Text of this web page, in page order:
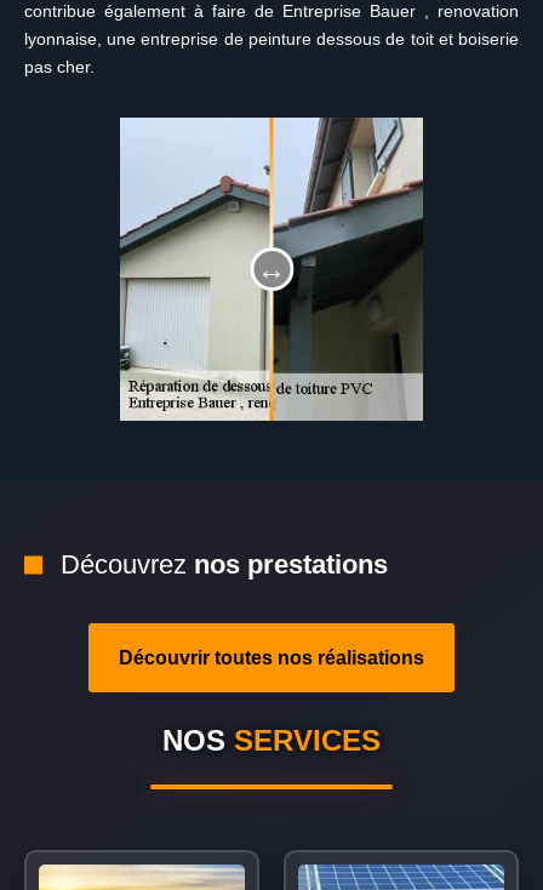
contribue également à faire de Entreprise Bauer , renovation
lyonnaise, une entreprise de peinture dessous de toit et boiserie
pas cher.
Découvrez nos prestations
Découvrir toutes nos réalisations
NOS SERVICES